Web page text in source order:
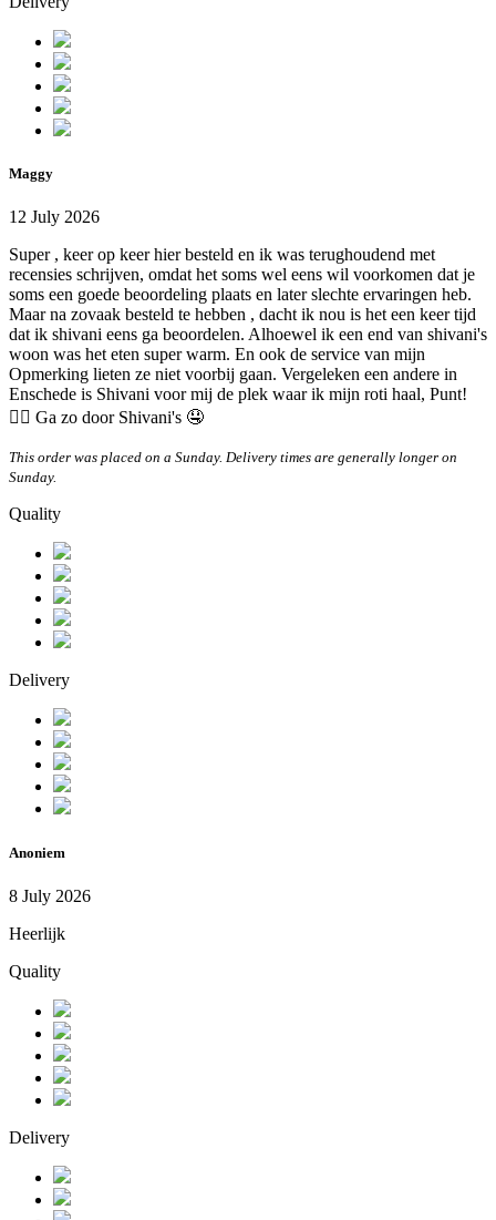
Maggy
12 July 2026
Super , keer op keer hier besteld en ik was terughoudend met
recensies schrijven, omdat het soms wel eens wil voorkomen dat je
soms een goede beoordeling plaats en later slechte ervaringen heb.
Maar na zovaak besteld te hebben , dacht ik nou is het een keer tijd
dat ik shivani eens ga beoordelen. Alhoewel ik een end van shivani's
woon was het eten super warm. En ook de service van mijn
Opmerking lieten ze niet voorbij gaan. Vergeleken een andere in
Enschede is Shivani voor mij de plek waar ik mijn roti haal, Punt!
👍🏻 Ga zo door Shivani's 🤤
This order was placed on a Sunday. Delivery times are generally longer on
Sunday.
Quality
Delivery
Anoniem
8 July 2026
Heerlijk
Quality
Delivery